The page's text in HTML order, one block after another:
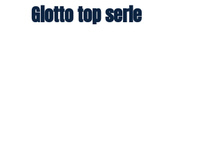
Giotto top serie